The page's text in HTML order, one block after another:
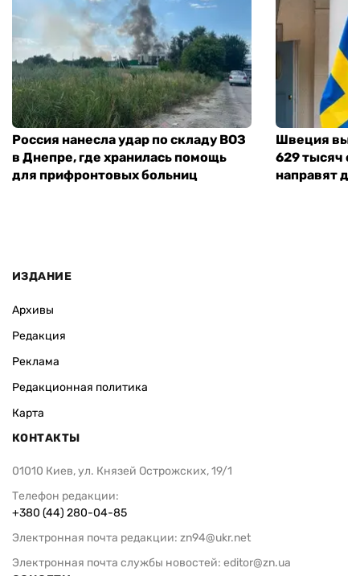
Россия нанесла удар по складу ВОЗ
в Днепре, где хранилась помощь
для прифронтовых больниц
Швеция
629 тысяч
направят
ИЗДАНИЕ
Архивы
Редакция
Реклама
Редакционная политика
Карта
КОНТАКТЫ
01010 Киев, ул. Князей Острожских, 19/1
Телефон редакции:
+380 (44) 280-04-85
Электронная почта редакции: zn94@ukr.net
Электронная почта службы новостей: editor@zn.ua